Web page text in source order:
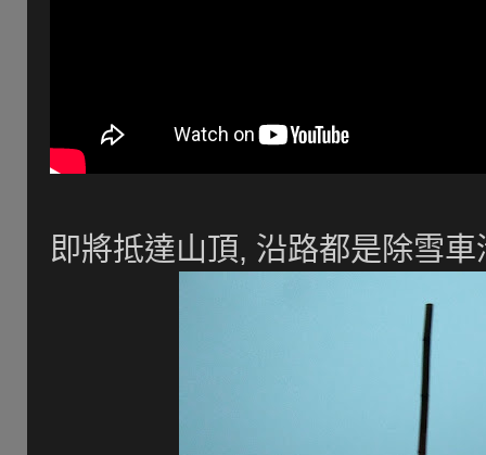
即將抵達山頂, 沿路都是除雪